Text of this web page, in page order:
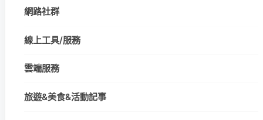
網路社群
線上工具/服務
雲端服務
旅遊&美食&活動記事